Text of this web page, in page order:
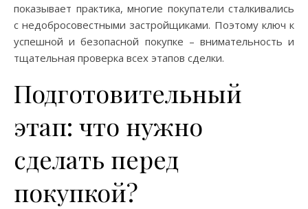
показывает практика, многие покупатели сталкивались
с недобросовестными застройщиками. Поэтому ключ к
успешной и безопасной покупке – внимательность и
тщательная проверка всех этапов сделки.
Подготовительный
этап: что нужно
сделать перед
покупкой?